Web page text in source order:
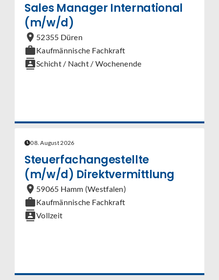
Sales Manager International
(m/w/d)
location_on 52355 Düren
workKaufmännische Fachkraft
contactsSchicht / Nacht / Wochenende
08. August 2026
Steuerfachangestellte
(m/w/d) Direktvermittlung
location_on 59065 Hamm (Westfalen)
workKaufmännische Fachkraft
contactsVollzeit